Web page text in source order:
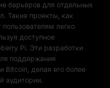
барьеров для отдельных
Такие проекты, как
легко
доступное
Pi. Эти разработки
поддержания
Bitcoin, делая его более
аудитории.